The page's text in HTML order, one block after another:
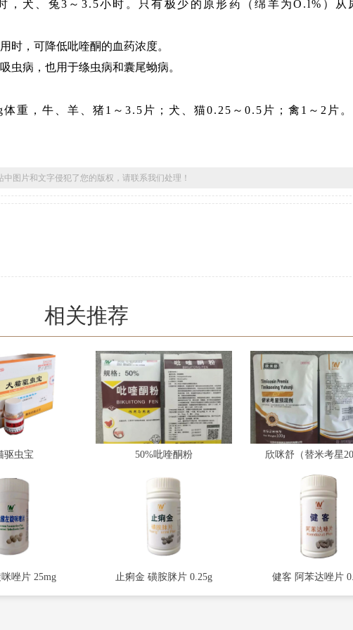
，犬、兔3～3.5小时。只有极少的原形药（绵羊为O.l%）从
时，可降低吡喹酮的血药浓度。
虫病，也用于绦虫病和囊尾蚴病。
重，牛、羊、猪1～3.5片；犬、猫0.25～0.5片；禽1～2片。
图片和文字侵犯了您的版权，请联系我们处理！
相关推荐
驱虫宝 50%吡喹酮粉 欣咪舒（替米考星
唑片 25mg 止痢金 磺胺脒片 0.25g 健客 阿苯达唑片